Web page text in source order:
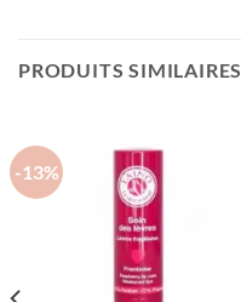
PRODUITS SIMILAIRES
-13%